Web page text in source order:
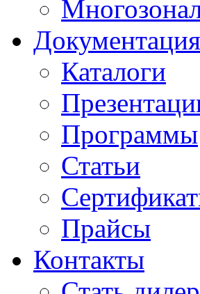
Документация
Каталоги
Программы
Статьи
Прайсы
Контакты